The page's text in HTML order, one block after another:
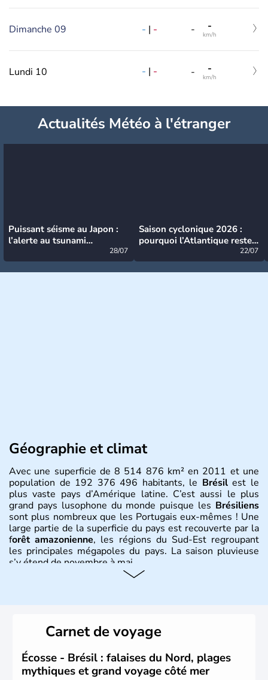
Dimanche 09 - | - - -
km/h
Lundi 10 - | - - -
km/h
Actualités Météo à l'étranger
Puissant séisme au Japon :
l’alerte au tsunami
28/07
Saison cyclonique 2026 :
pourquoi l’Atlantique reste
22/07
Géographie et climat
Avec une superficie de 8 514 876 km² en 2011 et une
population de 192 376 496 habitants, le Brésilest le
plus vaste pays d’Amérique latine. C’est aussi le plus
grand pays lusophone du monde puisque les Brésiliens
sont plus nombreux que les Portugais eux-mêmes ! Une
large partie de la superficie du pays est recouverte par la
forêt amazonienne, les régions du Sud-Est regroupant
les principales mégapoles du pays. La saison pluvieuse
s’y étend de novembre à mai.
du Brésil ont été atteintes par le portugais Cabral en
1500. Durant le XVIe siècle, de très nombreux esclaves
venus d'Afrique ont permis une large exploitation des
ressources en sucre du pays.
Carnet de voyage
Écosse - Brésil : falaises du Nord, plages
mythiques et grand voyage côté mer